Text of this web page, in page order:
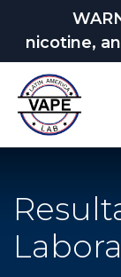
nicotine,